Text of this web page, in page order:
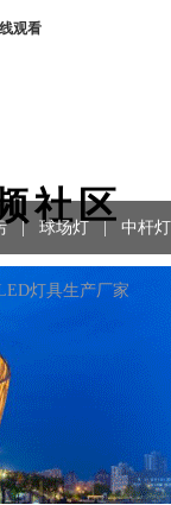
观看
社区
灯具生产厂家
| 球场灯 中杆灯